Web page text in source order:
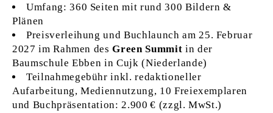
Umfang: 360 Seiten mit rund 300 Bildern &
Plänen
Preisverleihung und Buchlaunch am 25. Februar
2027 im Rahmen desGreen Summit in der
Baumschule Ebben in Cujk (Niederlande)
Teilnahmegebühr inkl. redaktioneller
Aufarbeitung, Mediennutzung, 10 Freiexemplaren
und Buchpräsentation: 2.900 € (zzgl. MwSt.)